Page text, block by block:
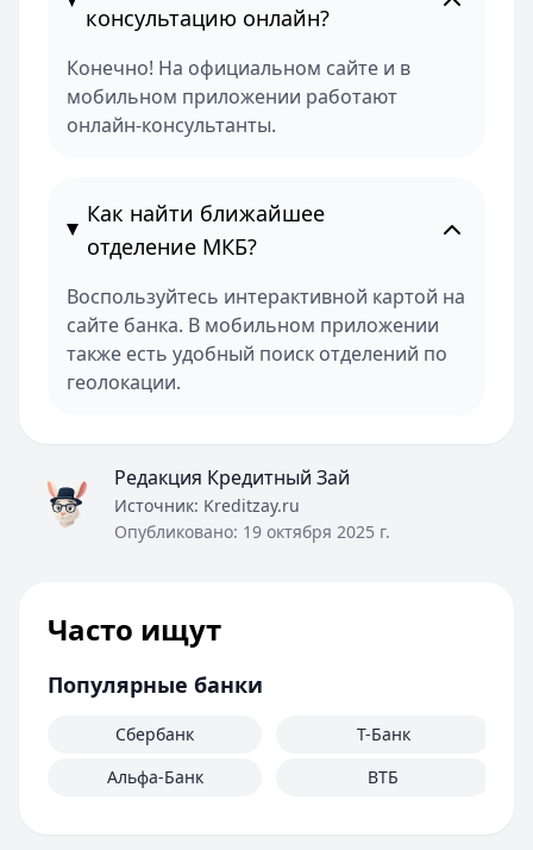
консультацию онлайн?
Конечно! На официальном сайте и в
мобильном приложении работают
онлайн-консультанты.
Как найти ближайшее
отделение МКБ?
Воспользуйтесь интерактивной картой на
сайте банка. В мобильном приложении
также есть удобный поиск отделений по
геолокации.
Редакция Кредитный Зай
Источник: Kreditzay.ru
Опубликовано: 19 октября 2025 г.
Часто ищут
Популярные банки
Сбербанк
Альфа-Банк
Т-Банк
ВТБ